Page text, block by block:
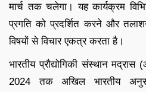
मार्च तक चलेगा। यह कार्यक्रम
प्रगति को प्रदर्शित करने और
विषयों से विचार एकत्र करता है।
भारतीय प्रौद्योगिकी संस्थान
2024 तक अखिल भारतीय